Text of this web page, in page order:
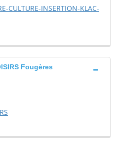
CULTURE-INSERTION-KLAC-
Fougères